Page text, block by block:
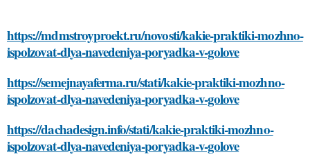
https://mdmstroyproekt.ru/novosti/kakie-praktiki-mozhno-
ispolzovat-dlya-navedeniya-poryadka-v-golove
https://semejnayaferma.ru/stati/kakie-praktiki-mozhno-
ispolzovat-dlya-navedeniya-poryadka-v-golove
https://dachadesign.info/stati/kakie-praktiki-mozhno-
ispolzovat-dlya-navedeniya-poryadka-v-golove